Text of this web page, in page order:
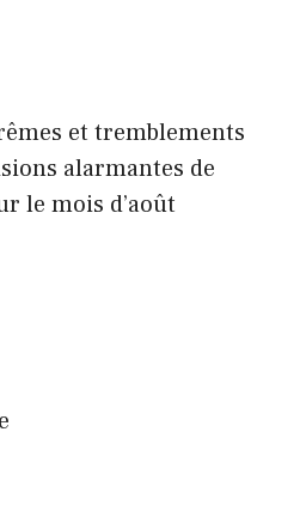
et tremblements
alarmantes de
le mois d’août